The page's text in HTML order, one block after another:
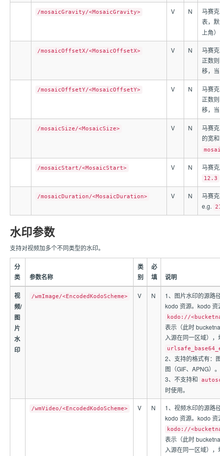
/mosaicGravity/<MosaicGravity> V N
马赛
表，
上角）
/mosaicOffsetX/<MosaicOffsetX> V N
马赛
正数
移，当
/mosaicOffsetY/<MosaicOffsetY> V N
马赛
正数
移，当
/mosaicSize/<MosaicSize> V N
马赛
的宽
/mosaicStart/<MosaicStart> V N 马赛
12.3
/mosaicDuration/<MosaicDuration> V N
马赛
e.g.
水印参数
支持对视频加多个不同类型的水印。
分
类
参数名称
类
别
必
填
说明
视
频/
图
片
水
印
/wmImage/<EncodedKodoScheme> V N
1、图片水印的源路
kodo 资源。kodo 资
kodo://
表示（此时
入源在同一区域）
2、支持的格式有：
图（GIF、APNG）。
3、不支持和
时使用。
/wmVideo/<EncodedKodoScheme> V N
1、视频水印的源路
kodo 资源。kodo 资
kodo://
表示（此时
入源在同一区域）